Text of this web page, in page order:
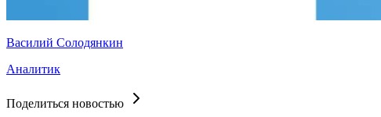
Василий Солодянкин
Аналитик
Поделиться новостью